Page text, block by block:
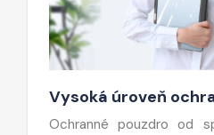
Vysoká úroveň
Ochranné pouzdro od